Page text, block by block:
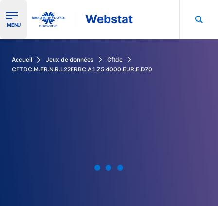
Ouvrir le menu de navigation
MENU Webstat
Accueil Jeux de données
Cftdc
CFTDC.M.FR.N.R.L22FRBC.A.1.Z5.4000.EUR.E.D70